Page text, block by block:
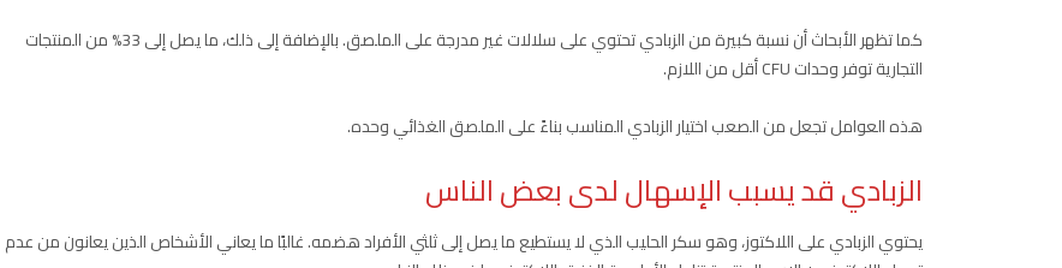
كما تظهر الأبحاث أن نسبة كبيرة من الزبادي تحتوي على سلالات غير مدرجة على الملصق. بالإضافة إلى ذلك، ما يصل إلى 33% من المنتجات
التجارية توفر وحدات CFU أقل من اللازم.
هذه العوامل تجعل من الصعب اختيار الزبادي المناسب بناءً على الملصق الغذائي وحده.
الزبادي قد يسبب الإسهال لدى بعض الناس
يحتوي الزبادي على اللاكتوز، وهو سكر الحليب الذي لا يستطيع ما يصل إلى ثلثي الأفراد هضمه. غالبًا ما يعاني الأشخاص الذين يعانون من عدم